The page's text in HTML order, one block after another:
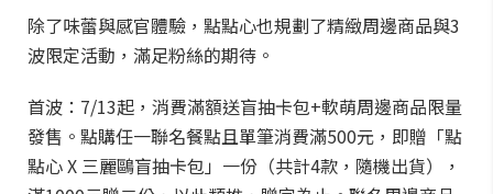
除了味蕾與感官體驗，點點心也規劃了精緻周邊商品與3
波限定活動，滿足粉絲的期待。
首波：7/13起，消費滿額送盲抽卡包+軟萌周邊商品限量
發售。點購任一聯名餐點且單筆消費滿500元，即贈「點
點心 X 三麗鷗盲抽卡包」一份（共計4款，隨機出貨），